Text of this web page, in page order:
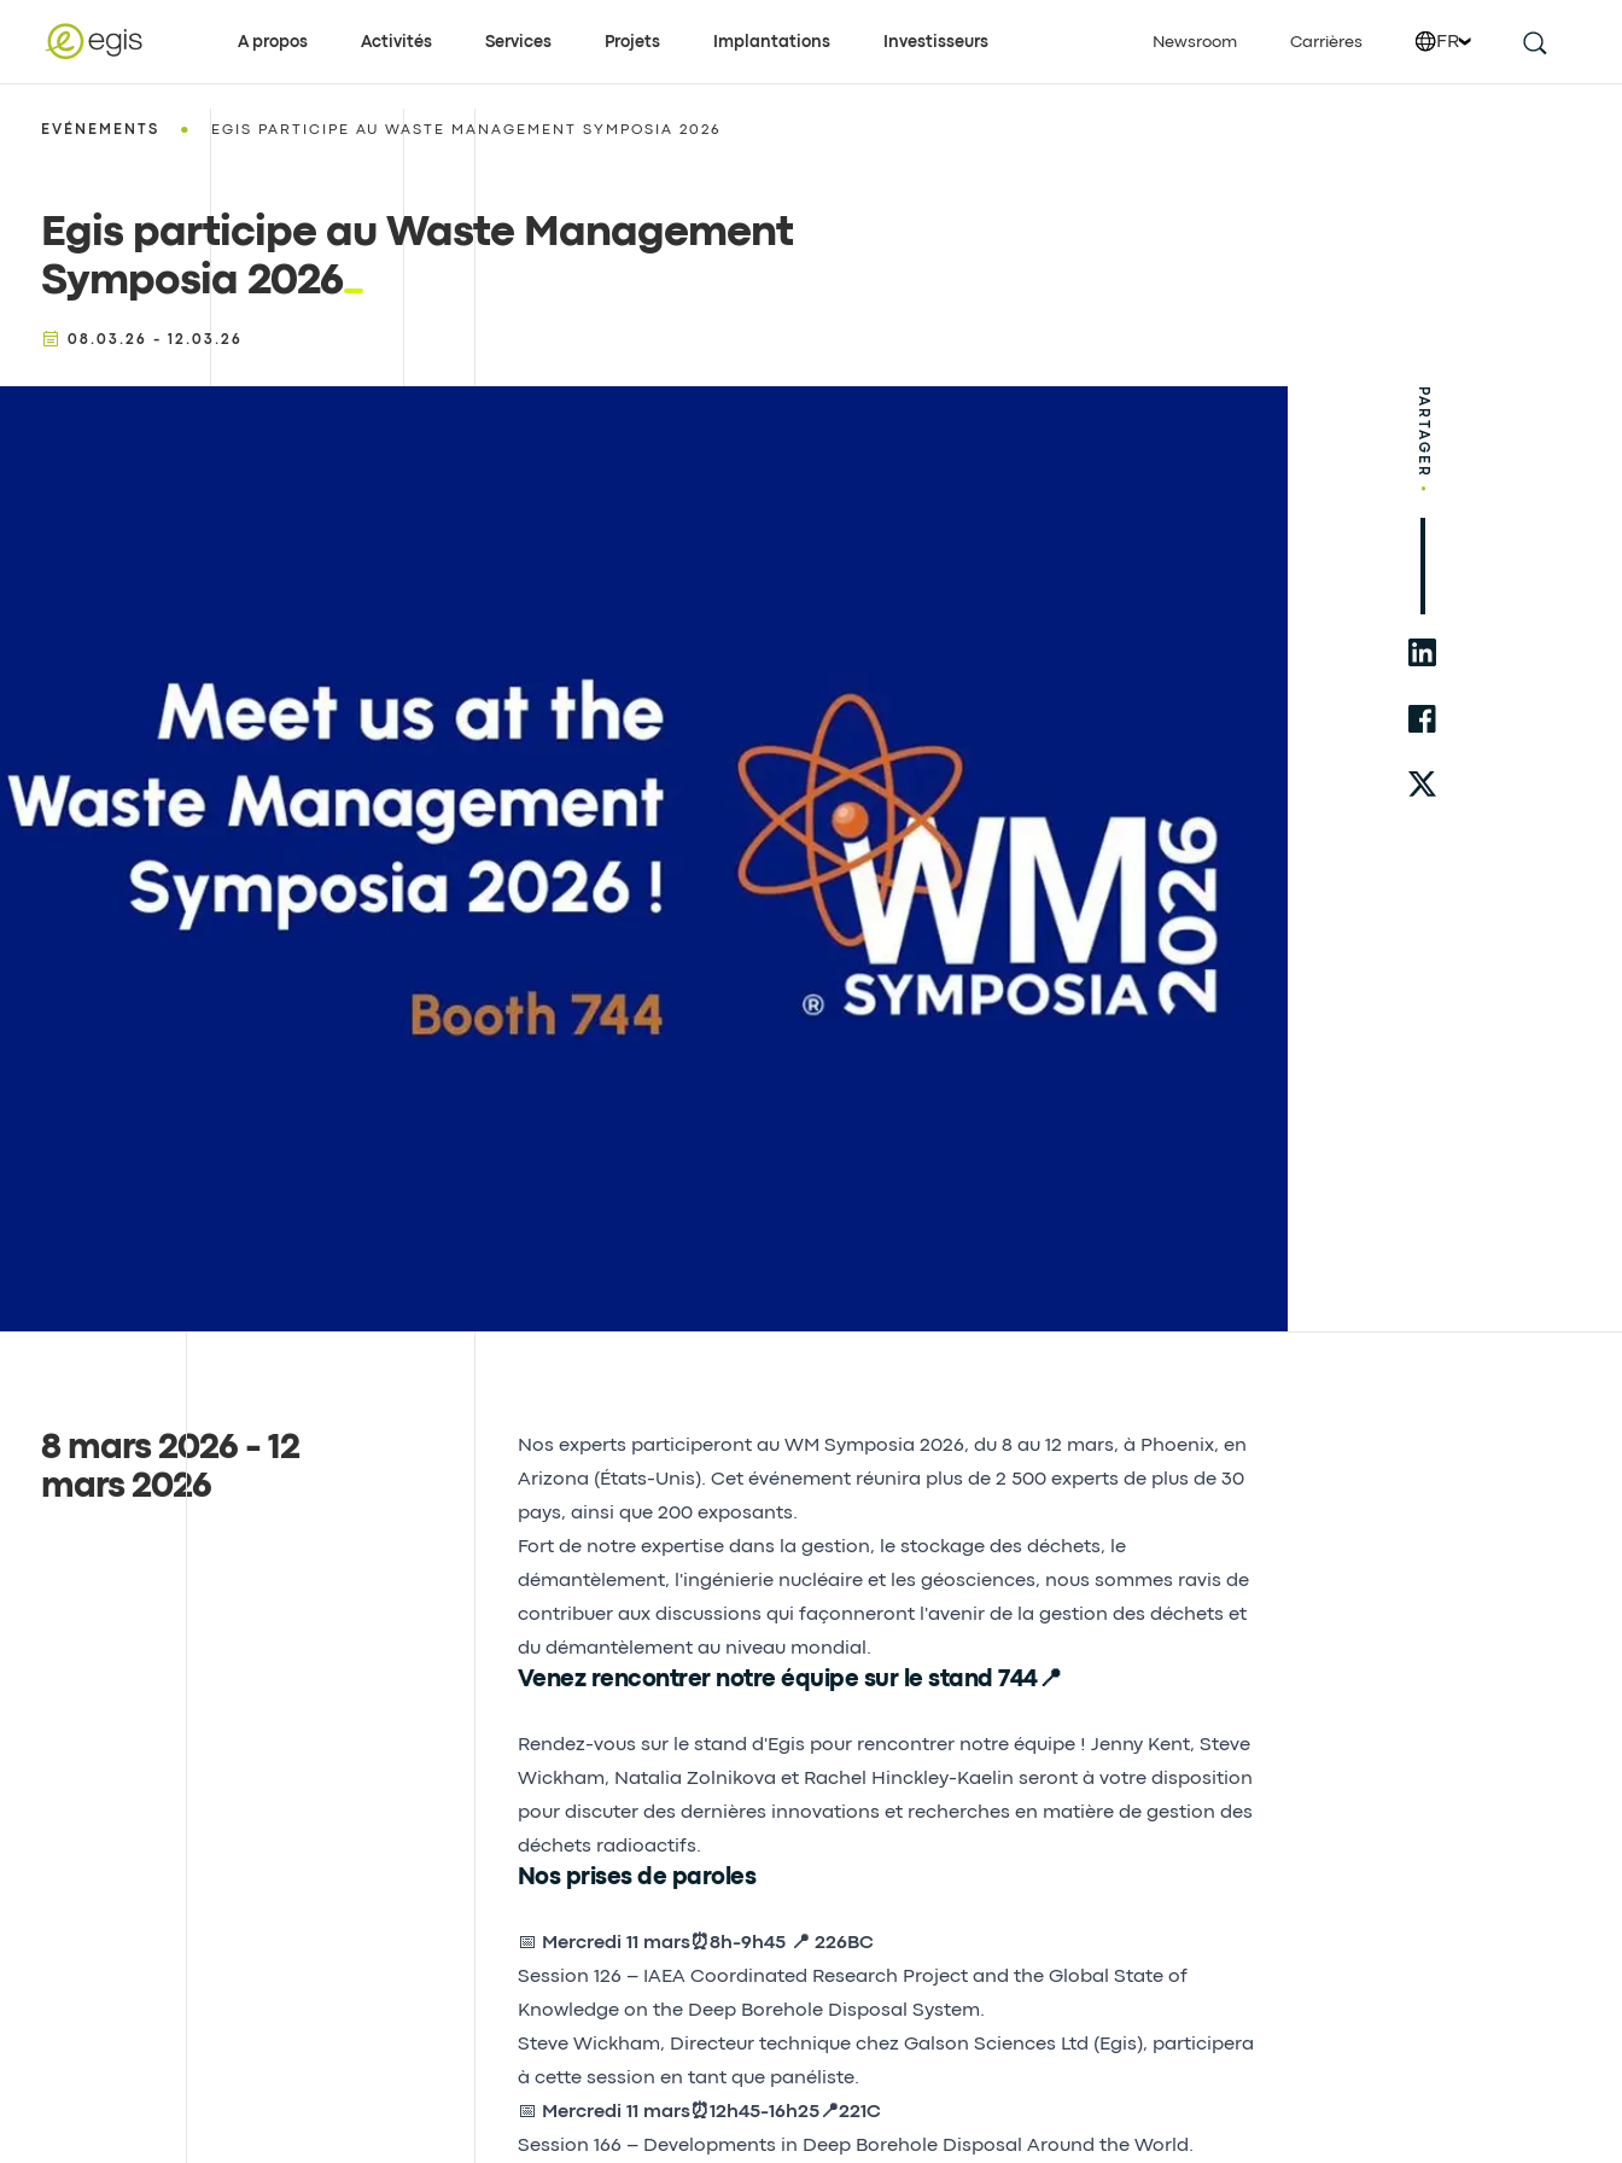
A propos Activités Services Projets Implantations Investisseurs Newsroom Carrières FR
EVÉNEMENTS • EGIS PARTICIPE AU WASTE MANAGEMENT SYMPOSIA 2026
Egis participe au Waste Management
Symposia 2026
08.03.26 - 12.03.26
PARTAGER
•
8 mars 2026 - 12
mars 2026
Nos experts participeront au WM Symposia 2026, du 8 au 12 mars, à Phoenix, en
Arizona (États-Unis). Cet événement réunira plus de 2 500 experts de plus de 30
pays, ainsi que 200 exposants.
Fort de notre expertise dans la gestion, le stockage des déchets, le
démantèlement, l'ingénierie nucléaire et les géosciences, nous sommes ravis de
contribuer aux discussions qui façonneront l'avenir de la gestion des déchets et
du démantèlement au niveau mondial.
Venez rencontrer notre équipe sur le stand 744📍
Rendez-vous sur le stand d'Egis pour rencontrer notre équipe ! Jenny Kent, Steve
Wickham, Natalia Zolnikova et Rachel Hinckley-Kaelin seront à votre disposition
pour discuter des dernières innovations et recherches en matière de gestion des
déchets radioactifs.
Nos prises de paroles
📅
Mercredi 11 mars⏰8h-9h45 📍 226BC
Session 126 – IAEA Coordinated Research Project and the Global State of
Knowledge on the Deep Borehole Disposal System.
Steve Wickham, Directeur technique chez Galson Sciences Ltd (Egis), participera
à cette session en tant que panéliste.
📅
Mercredi 11 mars⏰12h45-16h25📍221C
Session 166 – Developments in Deep Borehole Disposal Around the World.